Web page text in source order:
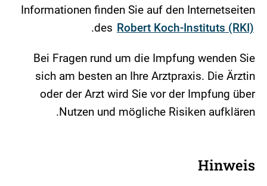
Informationen finden Sie auf den Internetseiten
des Robert Koch-Instituts (RKI)
.
Bei Fragen rund um die Impfung wenden Sie
sich am besten an Ihre Arztpraxis. Die Ärztin
oder der Arzt wird Sie vor der Impfung über
Nutzen und mögliche Risiken aufklären.
Hinweis